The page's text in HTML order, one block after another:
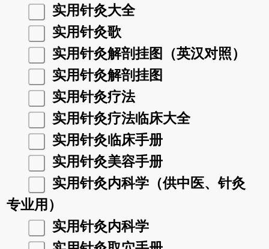
实用针灸大全
实用针灸歌
实用针灸解剖挂图（英汉对照）
实用针灸解剖挂图
实用针灸疗法
实用针灸疗法临床大全
实用针灸临床手册
实用针灸美容手册
实用针灸内科学（供中医、针灸
专业用）
实用针灸内科学